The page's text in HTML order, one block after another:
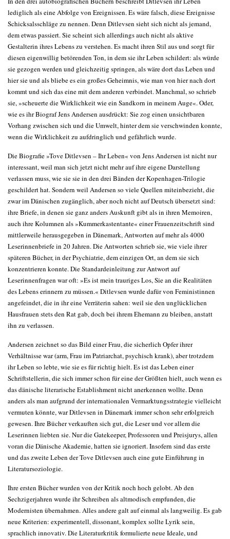
lediglich als eine Abfolge von Ereignissen. Es wäre falsch, diese Ereignisse
Schicksalsschläge zu nennen. Denn Ditlevsen sieht sich nicht als jemand,
dem etwas passiert. Sie scheint sich allerdings auch nicht als aktive
Gestalterin ihres Lebens zu verstehen. Es macht ihren Stil aus und sorgt für
diesen eigenwillig betörenden Ton, in dem sie ihr Leben schildert: als würde
sie gezogen werden und gleichzeitig springen, als wäre dort das Leben und
hier sie und als bliebe es ein großes Geheimnis, wie man von hier nach dort
kommt und sich das eine mit dem anderen verbindet. Manchmal, so schrieb
sie, »scheuerte die Wirklichkeit wie ein Sandkorn in meinem Auge«. Oder,
wie es ihr Biograf Jens Andersen ausdrückt: Sie zog einen unsichtbaren
Vorhang zwischen sich und die Umwelt, hinter dem sie verschwinden konnte,
wenn die Wirklichkeit zu aufdringlich und gefährlich wurde.
Die Biografie »Tove Ditlevsen – Ihr Leben« von Jens Andersen ist nicht nur
interessant, weil man sich jetzt nicht mehr auf ihre eigene Darstellung
verlassen muss, wie sie sie in den drei Bänden der Kopenhagen-Trilogie
geschildert hat. Sondern weil Andersen so viele Quellen miteinbezieht, die
zwar im Dänischen zugänglich, aber noch nicht auf Deutsch übersetzt sind:
ihre Briefe, in denen sie ganz anders Auskunft gibt als in ihren Memoiren,
auch ihre Kolumnen als »Kummerkastentante« einer Frauenzeitschrift sind
mittlerweile herausgegeben in Dänemark, Antworten auf mehr als 4000
Leserinnenbriefe in 20 Jahren. Die Antworten schrieb sie, wie viele ihrer
späteren Bücher, in der Psychiatrie, dem einzigen Ort, an dem sie sich
konzentrieren konnte. Die Standardeinleitung zur Antwort auf
Leserinnenfragen war oft: »Es ist mein trauriges Los, Sie an die Realitäten
des Lebens erinnern zu müssen.« Ditlevsen wurde dafür von Feministinnen
angefeindet, die in ihr eine Verräterin sahen: weil sie den unglücklichen
Hausfrauen stets den Rat gab, doch bei ihrem Ehemann zu bleiben, anstatt
ihn zu verlassen.
Andersen zeichnet so das Bild einer Frau, die sicherlich Opfer ihrer
Verhältnisse war (arm, Frau im Patriarchat, psychisch krank), aber trotzdem
ihr Leben so lebte, wie sie es für richtig hielt. Es ist das Leben einer
Schriftstellerin, die sich immer schon für eine der Größten hielt, auch wenn es
das dänische literarische Establishment nicht anerkennen wollte. Denn
anders als man aufgrund der internationalen Vermarktungsstrategie vielleicht
vermuten könnte, war Ditlevsen in Dänemark immer schon sehr erfolgreich
gewesen. Ihre Bücher verkauften sich gut, die Leser und vor allem die
Leserinnen liebten sie. Nur die Gatekeeper, Professoren und Preisjurys, allen
voran die Dänische Akademie, hatten sie ignoriert. Insofern sind das erste
und das zweite Leben der Tove Ditlevsen auch eine gute Einführung in
Literatursoziologie.
Ihre ersten Bücher wurden von der Kritik noch hoch gelobt. Ab den
Sechzigerjahren wurde ihr Schreiben als altmodisch empfunden, die
Modernisten übernahmen. Alles andere galt auf einmal als langweilig. Es gab
neue Kriterien: experimentell, dissonant, komplex sollte Lyrik sein,
sprachlich innovativ. Die Literaturkritik formulierte neue Ideale, und